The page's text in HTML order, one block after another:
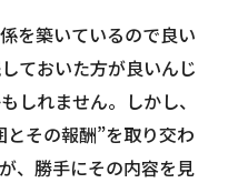
を築いているので良い
ておいた方が良いんじ
しれません。しかし、
その報酬”を取り交わ
、勝手にその内容を見